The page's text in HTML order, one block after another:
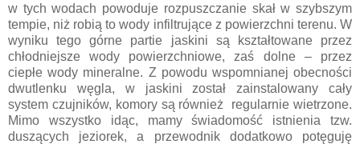
w tych wodach powoduje rozpuszczanie skał w szybszym
tempie, niż robią to wody infiltrujące z powierzchni terenu. W
wyniku tego górne partie jaskini są kształtowane przez
chłodniejsze wody powierzchniowe, zaś dolne – przez
ciepłe wody mineralne. Z powodu wspomnianej obecności
dwutlenku węgla, w jaskini został zainstalowany cały
system czujników, komory są również regularnie wietrzone.
Mimo wszystko idąc, mamy świadomość istnienia tzw.
duszących jeziorek, a przewodnik dodatkowo potęguję